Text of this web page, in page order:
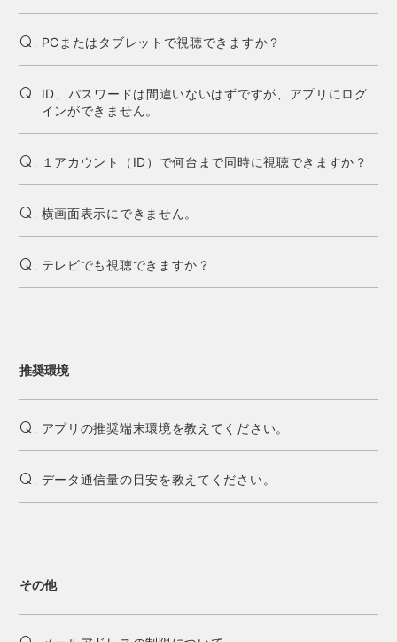
Q. PCまたはタブレットで視聴できますか？
Q. ID、パスワードは間違いないはずですが、アプリにログ
インができません。
Q. １アカウント（ID）で何台まで同時に視聴できますか？
Q. 横画面表示にできません。
Q. テレビでも視聴できますか？
推奨環境
Q. アプリの推奨端末環境を教えてください。
Q. データ通信量の目安を教えてください。
その他